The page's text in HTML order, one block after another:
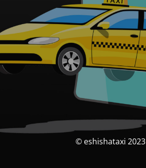
© eshishataxi 2023